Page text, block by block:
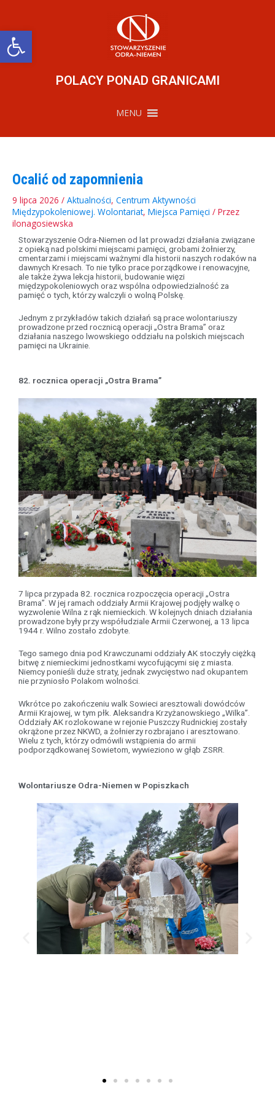
Otwórz pasek narzędzi
POLACY PONAD GRANICAMI
MENU
Ocalić od zapomnienia
9 lipca 2026 / Aktualności, Centrum Aktywności
Międzypokoleniowej. Wolontariat, Miejsca Pamięci / Przez
ilonagosiewska
Stowarzyszenie Odra-Niemen od lat prowadzi działania związane
z opieką nad polskimi miejscami pamięci, grobami żołnierzy,
cmentarzami i miejscami ważnymi dla historii naszych rodaków na
dawnych Kresach. To nie tylko prace porządkowe i renowacyjne,
ale także żywa lekcja historii, budowanie więzi
międzypokoleniowych oraz wspólna odpowiedzialność za
pamięć o tych, którzy walczyli o wolną Polskę.
Jednym z przykładów takich działań są prace wolontariuszy
prowadzone przed rocznicą operacji „Ostra Brama” oraz
działania naszego lwowskiego oddziału na polskich miejscach
pamięci na Ukrainie.
82. rocznica operacji „Ostra Brama”
7 lipca przypada 82. rocznica rozpoczęcia operacji „Ostra
Brama”. W jej ramach oddziały Armii Krajowej podjęły walkę o
wyzwolenie Wilna z rąk niemieckich. W kolejnych dniach działania
prowadzone były przy współudziale Armii Czerwonej, a 13 lipca
1944 r. Wilno zostało zdobyte.
Tego samego dnia pod Krawczunami oddziały AK stoczyły ciężką
bitwę z niemieckimi jednostkami wycofującymi się z miasta.
Niemcy ponieśli duże straty, jednak zwycięstwo nad okupantem
nie przyniosło Polakom wolności.
Wkrótce po zakończeniu walk Sowieci aresztowali dowódców
Armii Krajowej, w tym płk. Aleksandra Krzyżanowskiego „Wilka”.
Oddziały AK rozlokowane w rejonie Puszczy Rudnickiej zostały
okrążone przez NKWD, a żołnierzy rozbrajano i aresztowano.
Wielu z tych, którzy odmówili wstąpienia do armii
podporządkowanej Sowietom, wywieziono w głąb ZSRR.
Wolontariusze Odra-Niemen w Popiszkach